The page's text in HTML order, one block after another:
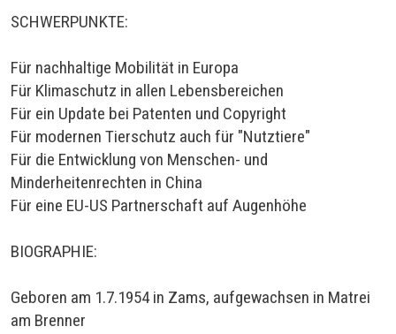
SCHWERPUNKTE:
Für nachhaltige Mobilität in Europa
Für Klimaschutz in allen Lebensbereichen
Für ein Update bei Patenten und Copyright
Für modernen Tierschutz auch für "Nutztiere"
Für die Entwicklung von Menschen- und
Minderheitenrechten in China
Für eine EU-US Partnerschaft auf Augenhöhe
BIOGRAPHIE:
Geboren am 1.7.1954 in Zams, aufgewachsen in Matrei
am Brenner